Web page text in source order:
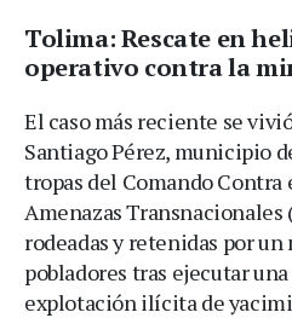
Tolima: Rescate en
operativo contra la
El caso más reciente se
Santiago Pérez, municipio
tropas del Comando
Amenazas Transnacionales
rodeadas y retenidas por un
pobladores tras ejecutar
explotación ilícita de